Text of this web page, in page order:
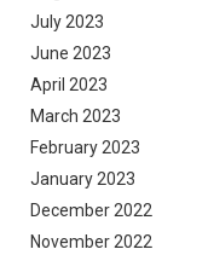
July 2023
June 2023
April 2023
March 2023
February 2023
January 2023
December 2022
November 2022